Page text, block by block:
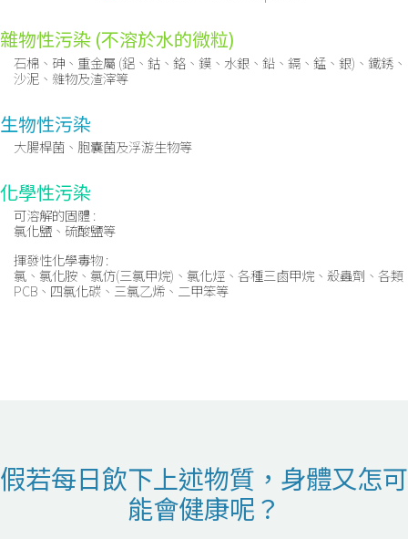
雜物性污染 (不溶於水的微粒)
石棉、砷、重金屬 (鋁、鈷、鉻、鏌、水銀、鉛、鎘、錳、銀)、鐵銹、
沙泥、雜物及渣滓等
生物性污染
大腸桿菌、胞囊菌及浮游生物等
化學性污染
可溶解的固體 :
氯化鹽、硫酸鹽等
揮發性化學毒物 :
氯、氯化胺、氯仿(三氯甲烷)、氯化烴、各種三鹵甲烷、殺蟲劑、各類
PCB、四氯化碳、三氯乙烯、二甲笨等
假若每日飲下上述物質，身體又怎可
能會健康呢？